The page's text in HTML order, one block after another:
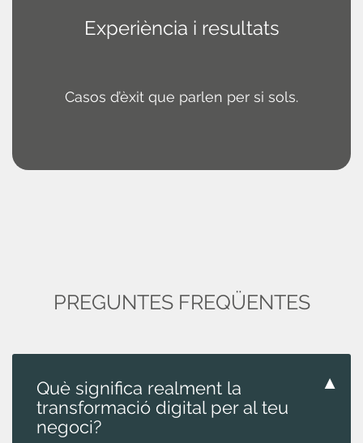
Experiència i resultats
Casos d’èxit que parlen per si sols.
PREGUNTES FREQÜENTES
Què significa realment la
transformació digital per al teu
negoci?
▼